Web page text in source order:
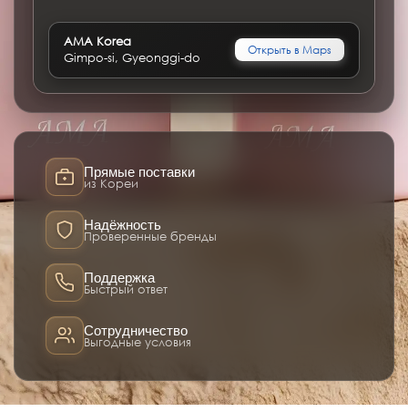
AMA Korea
Gimpo-si, Gyeonggi-do
Открыть в Maps
Прямые поставки
из Кореи
Надёжность
Проверенные бренды
Поддержка
Быстрый ответ
Сотрудничество
Выгодные условия